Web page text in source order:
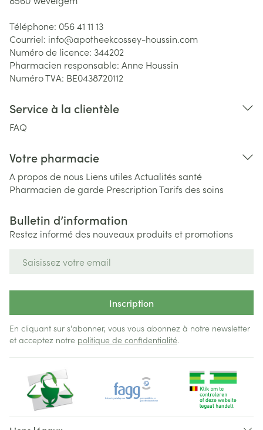
Téléphone: 056 41 11 13
Courriel: info@apotheekcossey-houssin.com
Numéro de licence: 344202
Pharmacien responsable: Anne Houssin
Numéro TVA: BE0438720112
Service à la clientèle
FAQ
Votre pharmacie
A propos de nous Liens utiles Actualités santé
Pharmacien de garde PrescriptionTarifs des soins
Bulletin d’information
Restez informé des nouveaux produits et promotions
Inscription
En cliquant sur s'abonner, vous vous abonnez à notre newsletter
et acceptez notre politique de confidentialité.